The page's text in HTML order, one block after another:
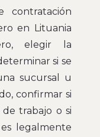
contratación
en Lituania
elegir la
si se
sucursal u
confirmar si
trabajo o si
legalmente